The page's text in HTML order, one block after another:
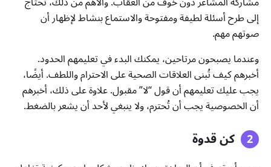
إلى طرح أسئلة لطيفة ومفتوحة والاستماع بنشاط لإظهار أن
صوتهم مهم.
وعندما يصبحون مرتاحين، يمكنك البدء في تعليمهم الحدود.
أخبرهم كيف تُبنى العلاقات الصحية على الاحترام واللطف. أيضًا،
يجب عليك تعليمهم أن قول “لا” مقبول. علاوة على ذلك، أخبرهم
أن الخصوصية يجب أن تُحترم، ولا ينبغي لأحد أن يشعر بالضغط.
كن قدوة